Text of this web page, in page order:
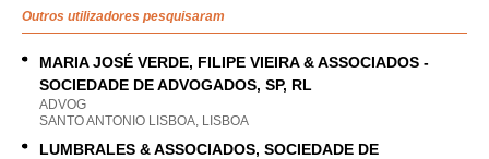
Outros utilizadores pesquisaram
MARIA JOSÉ VERDE, FILIPE VIEIRA & ASSOCIADOS -
SOCIEDADE DE ADVOGADOS, SP, RL
ADVOG
SANTO ANTONIO LISBOA, LISBOA
LUMBRALES & ASSOCIADOS, SOCIEDADE DE